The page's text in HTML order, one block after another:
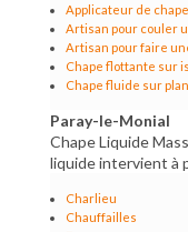
Applicateur de
Artisan pour couler
Artisan pour faire
Chape flottante sur
Chape fluide sur
Paray-le-Monial
Chape Liquide
liquide intervient à
Charlieu
Chauffailles